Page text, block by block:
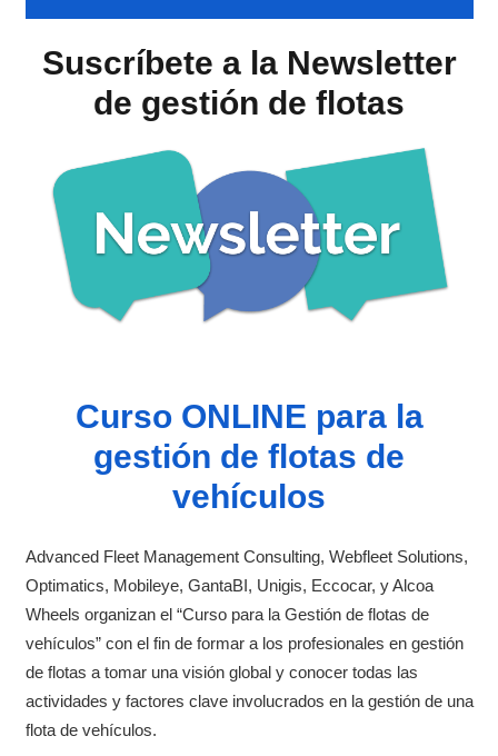
Suscríbete a la Newsletter
de gestión de flotas
Curso ONLINE para la
gestión de flotas de
vehículos
Advanced Fleet Management Consulting, Webfleet Solutions,
Optimatics, Mobileye, GantaBI, Unigis, Eccocar, y Alcoa
Wheels organizan el “Curso para la Gestión de flotas de
vehículos” con el fin de formar a los profesionales en gestión
de flotas a tomar una visión global y conocer todas las
actividades y factores clave involucrados en la gestión de una
flota de vehículos.